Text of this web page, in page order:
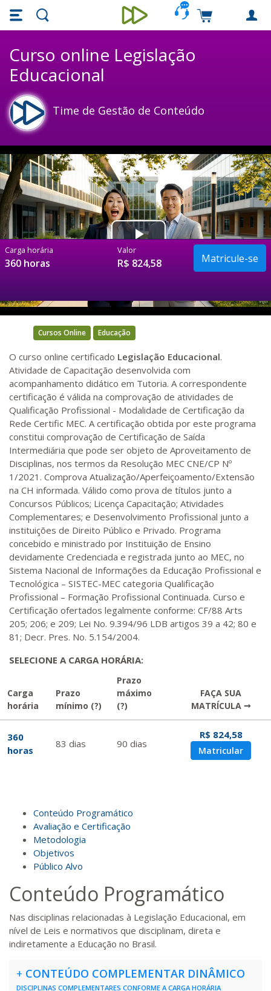
Skip main navigation
Skip to main content
Unieducar
Carrinho de
Curso online Legislação
Educacional
Time de Gestão de Conteúdo
Video
Carga horária
360 horas
Valor
R$ 824,58
Cursos Online Educação
O curso online certificado Legislação Educacional.
Atividade de Capacitação desenvolvida com
acompanhamento didático em Tutoria. A correspondente
certificação é válida na comprovação de atividades de
Qualificação Profissional - Modalidade de Certificação da
Rede Certific MEC. A certificação obtida por este programa
constitui comprovação de Certificação de Saída
Intermediária que pode ser objeto de Aproveitamento de
Disciplinas, nos termos da Resolução MEC CNE/CP Nº
1/2021. Comprova Atualização/Aperfeiçoamento/Extensão
na CH informada. Válido como prova de títulos junto a
Concursos Públicos; Licença Capacitação; Atividades
Complementares; e Desenvolvimento Profissional junto a
instituições de Direito Público e Privado. Programa
concebido e ministrado por Instituição de Ensino
devidamente Credenciada e registrada junto ao MEC, no
Sistema Nacional de Informações da Educação Profissional e
Tecnológica – SISTEC-MEC categoria Qualificação
Profissional – Formação Profissional Continuada. Curso e
Certificação ofertados legalmente conforme: CF/88 Arts
205; 206; e 209; Lei No. 9.394/96 LDB artigos 39 a 42; 80 e
81; Decr. Pres. No. 5.154/2004.
SELECIONE A CARGA HORÁRIA:
Carga
horária
Prazo
mínimo (?)
Prazo
máximo
(?)
FAÇA SUA
MATRÍCULA →
360
horas
83 dias 90 dias
R$ 824,58
Matricular
Conteúdo Programático
Avaliação e Certificação
Metodologia
Objetivos
Público Alvo
Conteúdo Programático
Nas disciplinas relacionadas à Legislação Educacional, em
nível de Leis e normativos que disciplinam, direta e
indiretamente a Educação no Brasil.
+ CONTEÚDO COMPLEMENTAR DINÂMICO
DISCIPLINAS COMPLEMENTARES CONFORME A CARGA HORÁRIA